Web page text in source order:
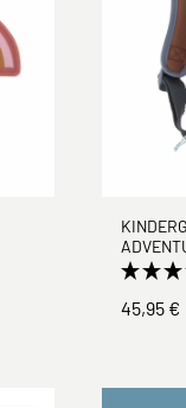
45,95 €